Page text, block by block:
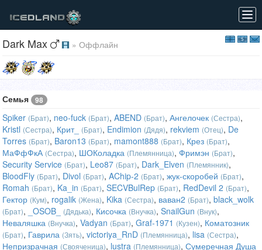
Dark Max » Оффлайн
Семья 98
Spiker (Брат), neo-fuck (Брат), ABEND (Брат), Ангелочек (Сестра),
Kristl (Сестра), Крит_ (Брат), Endimion (Дядя), rekviem (Отец), De
Torres (Брат), Baron13 (Брат), mamont888 (Брат), Крез (Брат),
МаФфФкА (Сестра), ШОКоладка (Племянница), Фримэн (Брат),
Security Service (Брат), Leo87 (Брат), Dark_Elven (Племянник),
BloodFly (Брат), Divol (Брат), AChip-2 (Брат), жук-скоробей (Брат),
Romah (Брат), Ka_in (Брат), SECVBulRep (Брат), RedDevil 2 (Брат),
Гектор (Кум), rogalik (Жена), Kika (Сестра), ваван2 (Брат), black_wolk
(Брат), _OSOB_ (Дядька), Кисочка (Внучка), SnailGun (Внук),
Неваляшка (Внучка), Vadyan (Брат), Graf-1971 (Кузен), Коматозник
(Брат), Гаврила (Зять), victoriya_RnD (Племянница), lisa (Сестра),
Непризрачная (Свояченица), lustra (Племянница), Сумеречная Душа